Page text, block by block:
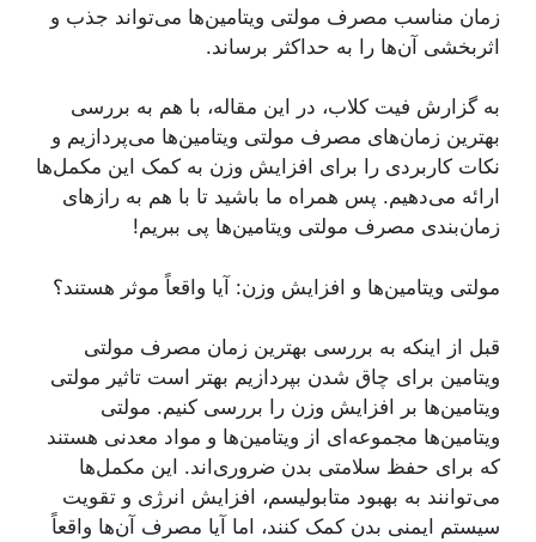
زمان مناسب مصرف مولتی ویتامین‌ها می‌تواند جذب و
اثربخشی آن‌ها را به حداکثر برساند.
به گزارش فیت کلاب، در این مقاله، با هم به بررسی
بهترین زمان‌های مصرف مولتی ویتامین‌ها می‌پردازیم و
نکات کاربردی را برای افزایش وزن به کمک این مکمل‌ها
ارائه می‌دهیم. پس همراه ما باشید تا با هم به راز‌های
زمان‌بندی مصرف مولتی ویتامین‌ها پی ببریم!
مولتی ویتامین‌ها و افزایش وزن: آیا واقعاً موثر هستند؟
قبل از اینکه به بررسی بهترین زمان مصرف مولتی
ویتامین برای چاق شدن بپردازیم بهتر است تاثیر مولتی
ویتامین‌ها بر افزایش وزن را بررسی کنیم. مولتی
ویتامین‌ها مجموعه‌ای از ویتامین‌ها و مواد معدنی هستند
که برای حفظ سلامتی بدن ضروری‌اند. این مکمل‌ها
می‌توانند به بهبود متابولیسم، افزایش انرژی و تقویت
سیستم ایمنی بدن کمک کنند، اما آیا مصرف آن‌ها واقعاً